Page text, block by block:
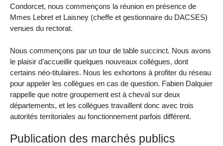
Condorcet, nous commençons la réunion en présence de
Mmes Lebret et Laisney (cheffe et gestionnaire du DACSES)
venues du rectorat.
Nous commençons par un tour de table succinct. Nous avons
le plaisir d’accueillir quelques nouveaux collègues, dont
certains néo-titulaires. Nous les exhortons à profiter du réseau
pour appeler les collègues en cas de question. Fabien Dalquier
rappelle que notre groupement est à cheval sur deux
départements, et les collègues travaillent donc avec trois
autorités territoriales au fonctionnement parfois différent.
Publication des marchés publics